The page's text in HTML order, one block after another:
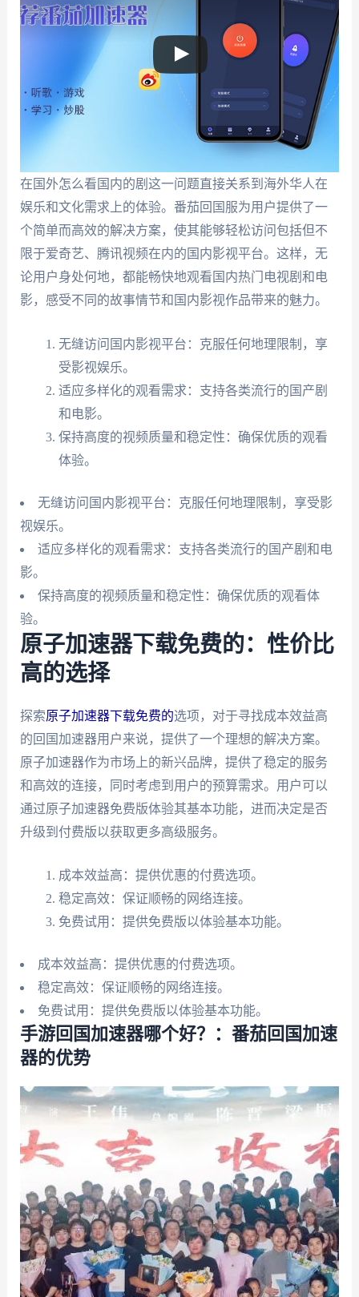
在国外怎么看国内的剧这一问题直接关系到海外华人在
娱乐和文化需求上的体验。番茄回国服为用户提供了一
个简单而高效的解决方案，使其能够轻松访问包括但不
限于爱奇艺、腾讯视频在内的国内影视平台。这样，无
论用户身处何地，都能畅快地观看国内热门电视剧和电
影，感受不同的故事情节和国内影视作品带来的魅力。
无缝访问国内影视平台：克服任何地理限制，享
受影视娱乐。
适应多样化的观看需求：支持各类流行的国产剧
和电影。
保持高度的视频质量和稳定性：确保优质的观看
体验。
无缝访问国内影视平台：克服任何地理限制，享受影
视娱乐。
适应多样化的观看需求：支持各类流行的国产剧和电
影。
保持高度的视频质量和稳定性：确保优质的观看体
验。
原子加速器下载免费的：性价比
高的选择
探索原子加速器下载免费的选项，对于寻找成本效益高
的回国加速器用户来说，提供了一个理想的解决方案。
原子加速器作为市场上的新兴品牌，提供了稳定的服务
和高效的连接，同时考虑到用户的预算需求。用户可以
通过原子加速器免费版体验其基本功能，进而决定是否
升级到付费版以获取更多高级服务。
成本效益高：提供优惠的付费选项。
稳定高效：保证顺畅的网络连接。
免费试用：提供免费版以体验基本功能。
成本效益高：提供优惠的付费选项。
稳定高效：保证顺畅的网络连接。
免费试用：提供免费版以体验基本功能。
手游回国加速器哪个好？：番茄回国加速
器的优势